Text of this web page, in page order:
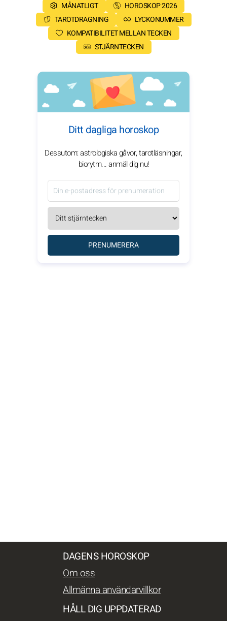
MÅNATLIGT
HOROSKOP 2026
TAROTDRAGNING
LYCKONUMMER
KOMPATIBILITET MELLAN TECKEN
STJÄRNTECKEN
Ditt dagliga horoskop
Dessutom: astrologiska gåvor, tarotläsningar,
biorytm... anmäl dig nu!
PRENUMERERA
DAGENS HOROSKOP
Om oss
Allmänna användarvillkor
HÅLL DIG UPPDATERAD